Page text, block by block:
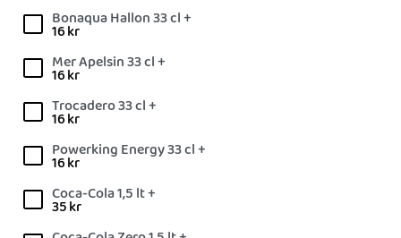
Bonaqua Hallon 33 cl +
16kr
Mer Apelsin 33 cl +
16kr
Trocadero 33 cl +
16kr
Powerking Energy 33 cl +
16kr
Coca-Cola 1,5 lt +
35kr